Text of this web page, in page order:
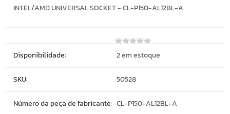
INTEL/AMD UNIVERSAL SOCKET - CL-P150-AL12BL-A
Disponibilidade: 2 em estoque
SKU: 50528
Número da peça de fabricante: CL-P150-AL12BL-A